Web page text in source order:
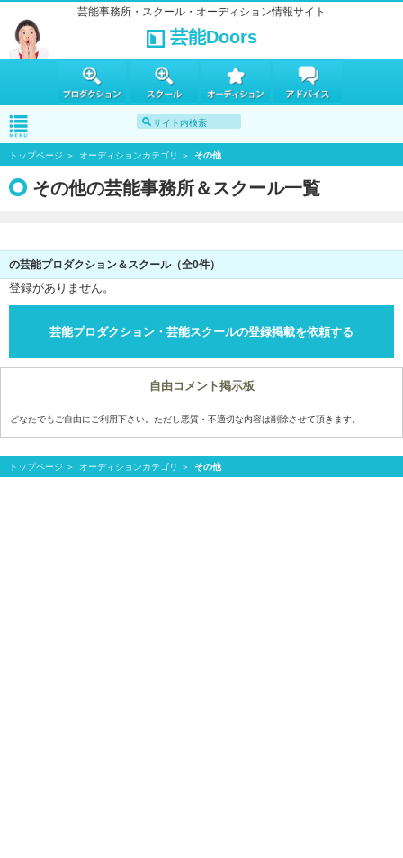
芸能事務所・スクール・オーディション情報サイト
芸能Doors
トップページ オーディションカテゴリ その他
その他の芸能事務所＆スクール一覧
の芸能プロダクション＆スクール（全0件）
登録がありません。
芸能プロダクション・芸能スクールの登録掲載を依頼する
自由コメント掲示板
どなたでもご自由にご利用下さい。ただし悪質・不適切な内容は削除させて頂きます。
トップページ オーディションカテゴリ その他